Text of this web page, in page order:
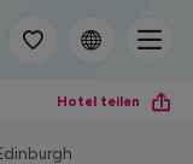
Hotel teilen